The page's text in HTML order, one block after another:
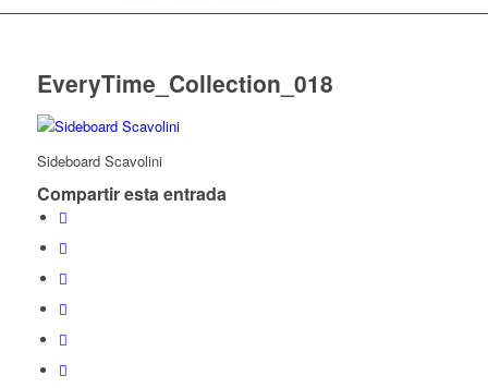
EveryTime_Collection_018
Sideboard Scavolini
Compartir esta entrada